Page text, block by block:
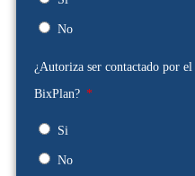
No
¿Autoriza ser contactado por
BixPlan?
Si
No